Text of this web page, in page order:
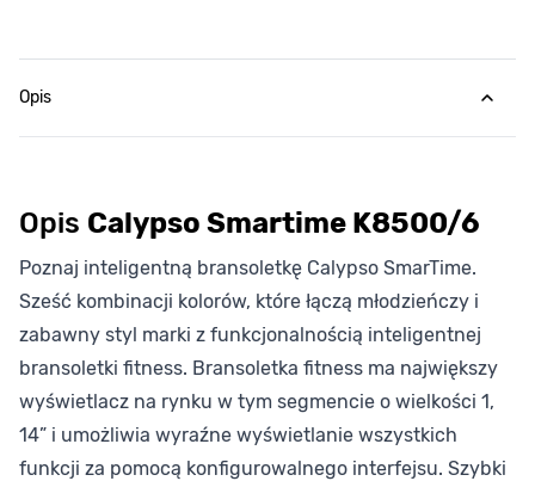
Opis
Opis Calypso Smartime K8500/6
Poznaj inteligentną bransoletkę Calypso SmarTime.
Sześć kombinacji kolorów, które łączą młodzieńczy i
zabawny styl marki z funkcjonalnością inteligentnej
bransoletki fitness. Bransoletka fitness ma największy
wyświetlacz na rynku w tym segmencie o wielkości 1,
14” i umożliwia wyraźne wyświetlanie wszystkich
funkcji za pomocą konfigurowalnego interfejsu. Szybki